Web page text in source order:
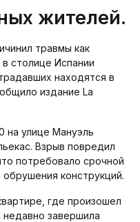
жителей.
травмы как
столице Испании
находятся в
издание La
на улице Мануэль
Взрыв повредил
потребовало срочной
конструкций.
где произошел
завершила